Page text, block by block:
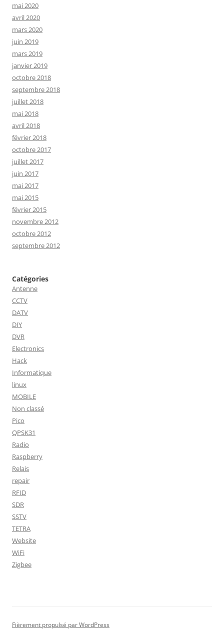
mai 2020
avril 2020
mars 2020
juin 2019
mars 2019
janvier 2019
octobre 2018
septembre 2018
juillet 2018
mai 2018
avril 2018
février 2018
octobre 2017
juillet 2017
juin 2017
mai 2017
mai 2015
février 2015
novembre 2012
octobre 2012
septembre 2012
Catégories
Antenne
CCTV
DATV
DIY
DVR
Electronics
Hack
Informatique
linux
MOBILE
Non classé
Pico
QPSK31
Radio
Raspberry
Relais
repair
RFID
SDR
SSTV
TETRA
Website
WiFi
Zigbee
Fièrement propulsé par WordPress